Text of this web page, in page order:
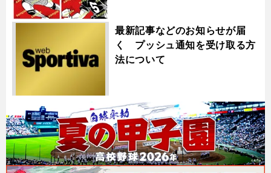
最新記事などのお知らせが届
く プッシュ通知を受け取る方
法について